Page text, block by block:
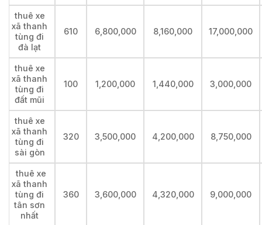
thuê xe
xã thanh
tùng đi
đà lạt
610 6,800,000 8,160,000 17,000,000
thuê xe
xã thanh
tùng đi
đất mũi
100 1,200,000 1,440,000 3,000,000
thuê xe
xã thanh
tùng đi
sài gòn
320 3,500,000 4,200,000 8,750,000
thuê xe
xã thanh
tùng đi
tân sơn
nhất
360 3,600,000 4,320,000 9,000,000